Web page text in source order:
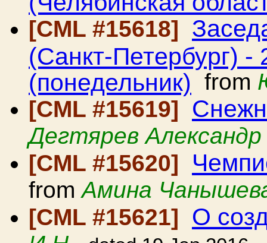
[CML #15618]
(Санкт-Петербург) -
(понедельник) from
[CML #15619]
Дегтярев Александр
[CML #15620]
fromАмина
[CML #15621]
О